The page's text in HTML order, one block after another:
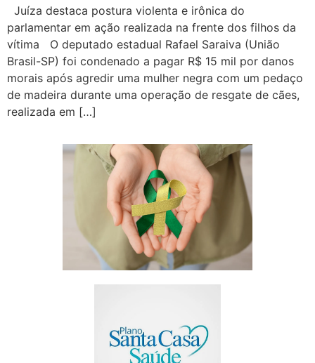
Juíza destaca postura violenta e irônica do
parlamentar em ação realizada na frente dos filhos da
vítima O deputado estadual Rafael Saraiva (União
Brasil-SP) foi condenado a pagar R$ 15 mil por danos
morais após agredir uma mulher negra com um pedaço
de madeira durante uma operação de resgate de cães,
realizada em […]